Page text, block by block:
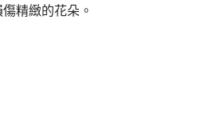
精緻的花朵。